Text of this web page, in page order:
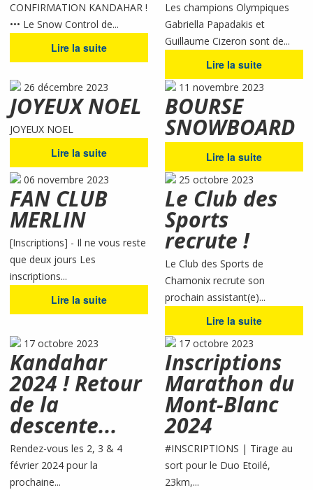
CONFIRMATION KANDAHAR !
••• Le Snow Control de...
Lire la suite
Les champions Olympiques
Gabriella Papadakis et
Guillaume Cizeron sont de...
Lire la suite
26 décembre 2023
JOYEUX NOEL
JOYEUX NOEL
Lire la suite
11 novembre 2023
BOURSE
SNOWBOARD
Lire la suite
06 novembre 2023
FAN CLUB
MERLIN
[Inscriptions] - Il ne vous reste
que deux jours Les
inscriptions...
Lire la suite
25 octobre 2023
Le Club des
Sports
recrute !
Le Club des Sports de
Chamonix recrute son
prochain assistant(e)...
Lire la suite
17 octobre 2023
Kandahar
2024 ! Retour
de la
descente...
Rendez-vous les 2, 3 & 4
février 2024 pour la
prochaine...
17 octobre 2023
Inscriptions
Marathon du
Mont-Blanc
2024
#INSCRIPTIONS | Tirage au
sort pour le Duo Etoilé,
23km,...